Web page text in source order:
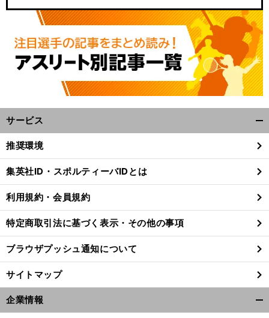
サービス
閉
る
推奨環境
集英社ID・スポルティーバIDとは
利用規約・会員規約
特定商取引法に基づく表示・その他の事項
ブラウザプッシュ通知について
サイトマップ
企業情報